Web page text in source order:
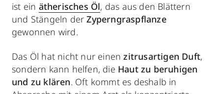
ist ein ätherisches Öl, das aus den Blättern
und Stängeln derZyperngraspflanze
gewonnen wird.
Das Öl hat nicht nur einenzitrusartigen Duft,
sondern kann helfen, die Haut zu beruhigen
und zu klären. Oft kommt es deshalb in